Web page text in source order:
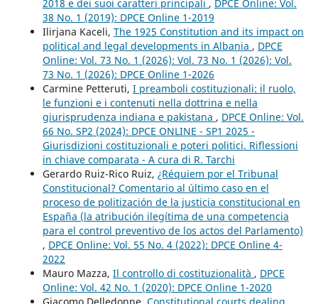
2018 e dei suoi caratteri principali , DPCE Online: Vol.
38 No. 1 (2019): DPCE Online 1-2019
Ilirjana Kaceli, The 1925 Constitution and its impact on
political and legal developments in Albania , DPCE
Online: Vol. 73 No. 1 (2026): Vol. 73 No. 1 (2026): Vol.
73 No. 1 (2026): DPCE Online 1-2026
Carmine Petteruti, I preamboli costituzionali: il ruolo,
le funzioni e i contenuti nella dottrina e nella
giurisprudenza indiana e pakistana , DPCE Online: Vol.
66 No. SP2 (2024): DPCE ONLINE - SP1 2025 -
Giurisdizioni costituzionali e poteri politici. Riflessioni
in chiave comparata - A cura di R. Tarchi
Gerardo Ruiz-Rico Ruiz, ¿Réquiem por el Tribunal
Constitucional? Comentario al último caso en el
proceso de politización de la justicia constitucional en
España (la atribución ilegítima de una competencia
para el control preventivo de los actos del Parlamento)
, DPCE Online: Vol. 55 No. 4 (2022): DPCE Online 4-
2022
Mauro Mazza, Il controllo di costituzionalità , DPCE
Online: Vol. 42 No. 1 (2020): DPCE Online 1-2020